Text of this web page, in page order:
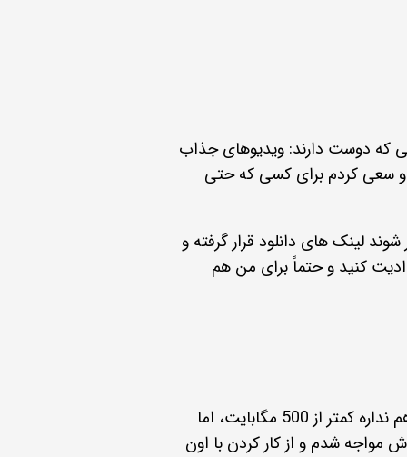
که دوست دارند: ویدیوهای جذاب
و سعی کردم برای کسی که حتی
لینک های دانلود قرار گرفته و
کنید و حتماً برای من هم
در این آموزش از نرم افزار کمتازیا استفاده میکنیم که بصورت رایگان از اینترنت میتونید این نرم افزار را دانلود کنید و حجم زیادی هم نداره کمتر از 500 مگابایت، اما
مواجه شدم و از کار کردن با اون